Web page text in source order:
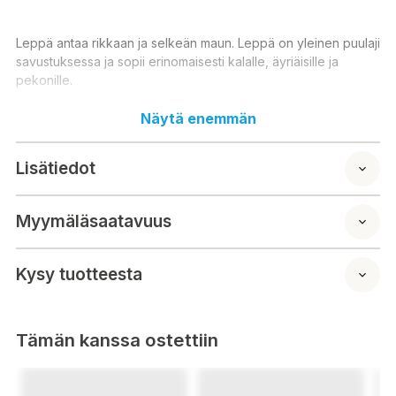
Leppä antaa rikkaan ja selkeän maun. Leppä on yleinen puulaji
savustuksessa ja sopii erinomaisesti kalalle, äyriäisille ja
pekonille.
neljä kertaa puhtaampaa savua kuin perinteisessä
savustuspöntössä perinteisillä lastuilla johtuen oikeasta
Näytä enemmän
Lisätiedot
Myymäläsaatavuus
Kysy tuotteesta
Tämän kanssa ostettiin